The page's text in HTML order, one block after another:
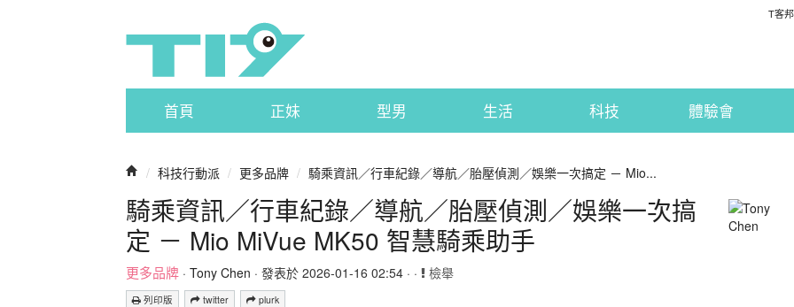
T客邦
首頁 正妹 型男 生活 科技 體驗會
/ 科技行動派 / 更多品牌 / 騎乘資訊／行車紀錄／導航／胎壓偵測／娛樂一次搞定 － Mio...
騎乘資訊／行車紀錄／導航／胎壓偵測／娛樂一次搞
定 － Mio MiVue MK50 智慧騎乘助手
更多品牌 · Tony Chen · 發表於 2026-01-16 02:54 · · 檢舉
列印版 twitter plurk